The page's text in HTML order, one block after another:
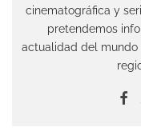
cinematográfica y
pretendemos
actualidad del mundo